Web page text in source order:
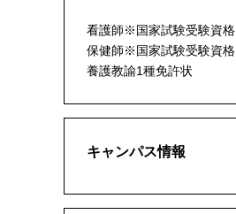
看護師※国家試験受験資格
保健師※国家試験受験資格
養護教諭1種免許状
キャンパス情報